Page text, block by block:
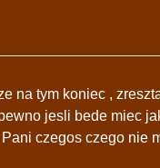
na tym koniec ,
jesli bede miec
czegos czego nie